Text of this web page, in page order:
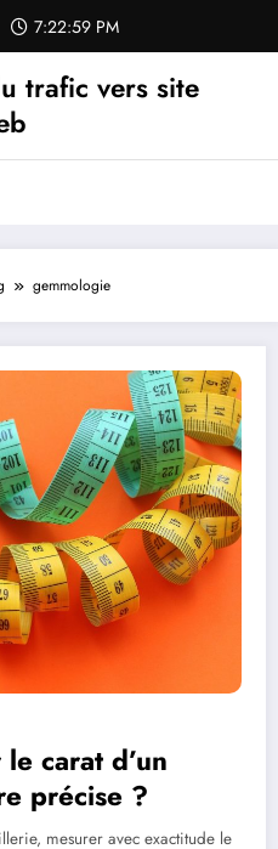
7:23:00 PM
trafic vers site
gemmologie
carat d’un
précise ?
mesurer avec exactitude le